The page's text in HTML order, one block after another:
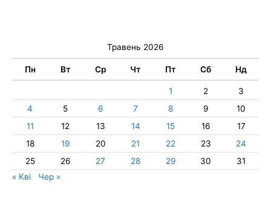
Травень 2026
Пн Вт Ср Чт Пт Сб Нд
1 2
3
4
5 6 7 8 9
10
11
12 13 14 15 16
17
18
19 20 21 22 23
24
25
26 27 28 29 30
31
« Кві
Чер »